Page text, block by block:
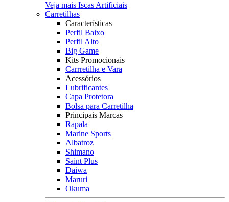
Veja mais Iscas Artificiais
Carretilhas
Características
Perfil Baixo
Perfil Alto
Big Game
Kits Promocionais
Carrretilha e Vara
Acessórios
Lubrificantes
Capa Protetora
Bolsa para Carretilha
Principais Marcas
Rapala
Marine Sports
Albatroz
Shimano
Saint Plus
Daiwa
Maruri
Okuma